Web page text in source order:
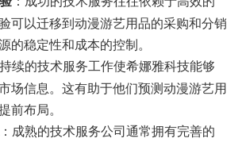
可以迁移到动漫游艺用品的采购和分销
的稳定性和成本的控制。
持续的技术服务工作使希娜雅科技能够
场信息。这有助于他们预测动漫游艺用
前布局。
成熟的技术服务公司通常拥有完善的